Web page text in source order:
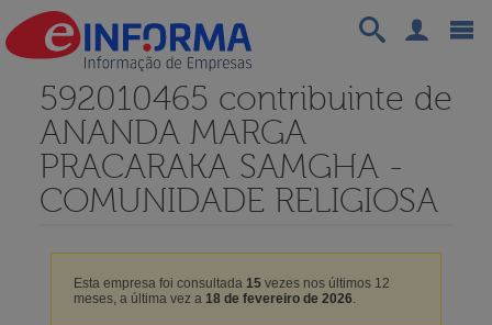
592010465 contribuinte de
ANANDA MARGA
PRACARAKA SAMGHA -
COMUNIDADE RELIGIOSA
Esta empresa foi consultada 15vezes nos últimos 12
meses, a última vez a 18 de fevereiro de 2026.